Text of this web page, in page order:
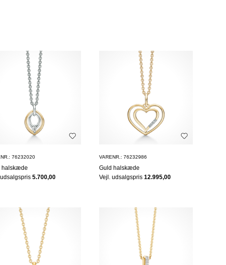
76232020
halskæde
5.700,00
VARENR.: 76232986
Guld halskæde
Vejl. udsalgspris 12.995,00